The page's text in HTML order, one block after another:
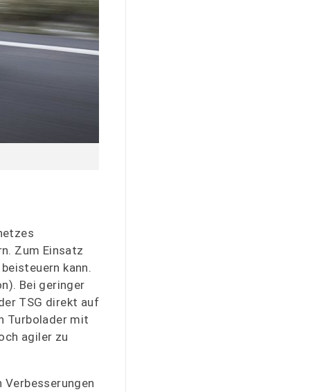
Zum Einsatz
kann.
Bei geringer
TSG direkt auf
Turbolader mit
agiler zu